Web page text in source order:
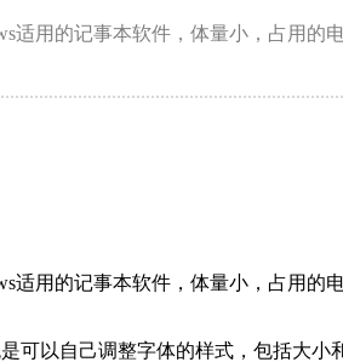
适用的记事本软件，体量小，占用的
适用的记事本软件，体量小，占用的
可以自己调整字体的样式，包括大小